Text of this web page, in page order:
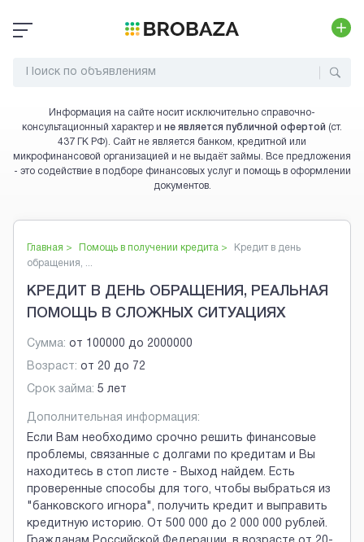
Информация на сайте носит исключительно справочно-
консультационный характер и не является публичной офертой (ст.
437 ГК РФ). Сайт не является банком, кредитной или
микрофинансовой организацией и не выдаёт займы. Все предложения
- это содействие в подборе финансовых услуг и помощь в оформлении
документов.
Главная > Помощь в получении кредита >
Кредит в день
обращения, ...
КРЕДИТ В ДЕНЬ ОБРАЩЕНИЯ, РЕАЛЬНАЯ
ПОМОЩЬ В СЛОЖНЫХ СИТУАЦИЯХ
Сумма: от 100000 до 2000000
Возраст: от 20 до 72
Срок займа: 5 лет
Дополнительная информация:
Если Вам необходимо срочно решить финансовые
проблемы, связанные с долгами по кредитам и Вы
находитесь в стоп листе - Выход найдем. Есть
проверенные способы для того, чтобы выбраться из
"банковского игнора", получить кредит и выправить
кредитную историю. От 500 000 до 2 000 000 рублей.